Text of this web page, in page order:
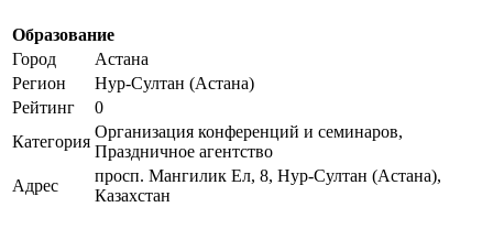
Образование
Город
Астана
Регион
Нур-Султан (Астана)
Рейтинг
0
Категория
Организация конференций и семинаров,
Праздничное агентство
Адрес
просп. Мангилик Ел, 8, Нур-Султан (Астана),
Казахстан